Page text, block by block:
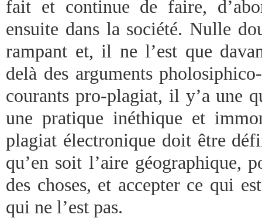
fait et continue de faire,
ensuite dans la société. Nulle
rampant et, il ne l’est que
delà des arguments
courants pro-plagiat, il y’a une
une pratique inéthique et
plagiat électronique doit être
qu’en soit l’aire géographique,
des choses, et accepter ce qui
qui ne l’est pas.